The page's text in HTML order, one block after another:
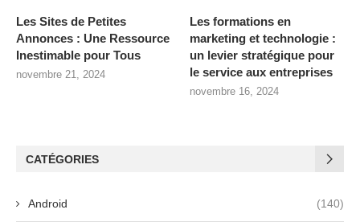
Les Sites de Petites
Annonces : Une Ressource
Inestimable pour Tous
novembre 21, 2024
Les formations en
marketing et technologie :
un levier stratégique pour
le service aux entreprises
novembre 16, 2024
CATÉGORIES
Android (140)